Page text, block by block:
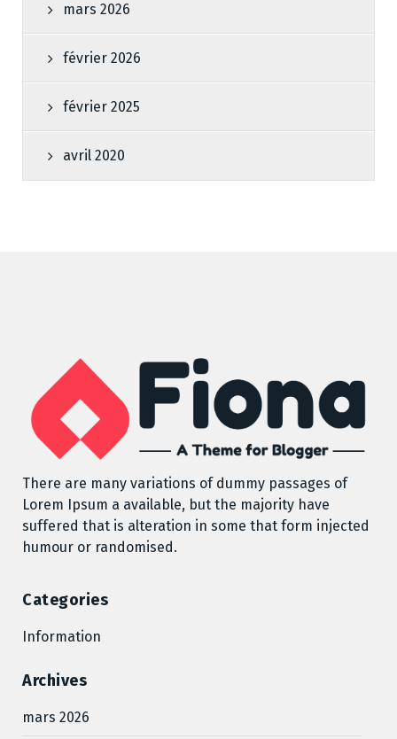
mars 2026
février 2026
février 2025
avril 2020
There are many variations of dummy passages of
Lorem Ipsum a available, but the majority have
suffered that is alteration in some that form injected
humour or randomised.
Categories
Information
Archives
mars 2026